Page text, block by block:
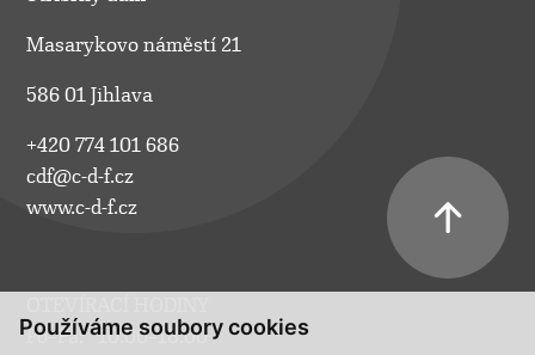
Používáme soubory cookies
Masarykovo náměstí 21
586 01 Jihlava
+420 774 101 686
cdf@c-d-f.cz
www.c-d-f.cz
Po–Pá:
10.00–18.00